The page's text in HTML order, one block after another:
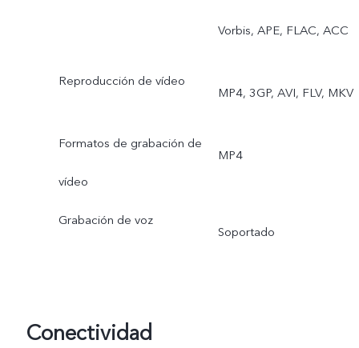
dual, Retrato de grupo
Vorbis, APE, FLAC, ACC
Reproducción de vídeo
MP4, 3GP, AVI, FLV, MKV
Formatos de grabación de
vídeo
MP4
Grabación de voz
Soportado
Conectividad